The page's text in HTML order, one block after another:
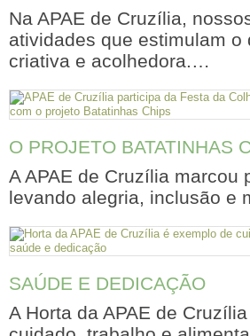
Na APAE de Cruzília,
atividades que estimulam
criativa e acolhedora.…
O PROJETO BATATINHAS
A APAE de Cruzília marcou
levando alegria, inclusão e
SAÚDE E DEDICAÇÃO
A Horta da APAE de